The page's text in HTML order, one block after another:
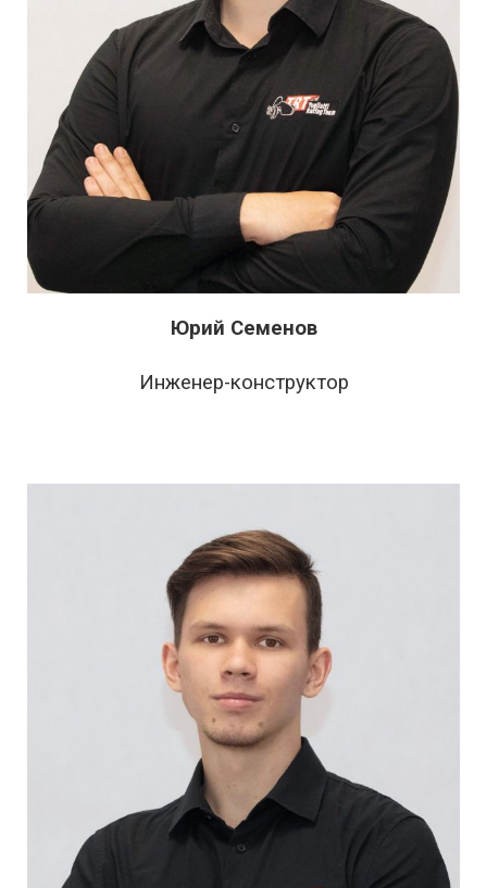
Юрий Семенов
Инженер-конструктор